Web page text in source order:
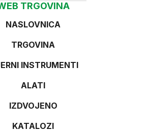
TRGOVINA
NASLOVNICA
TRGOVINA
INSTRUMENTI
ALATI
IZDVOJENO
KATALOZI